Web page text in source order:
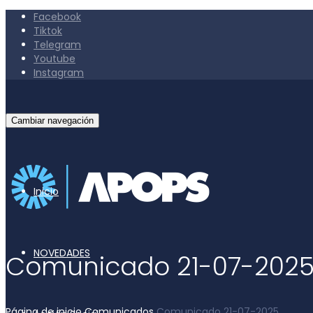
Facebook
Tiktok
Telegram
Youtube
Instagram
Cambiar navegación
Inicio
NOVEDADES
Comunicado 21-07-